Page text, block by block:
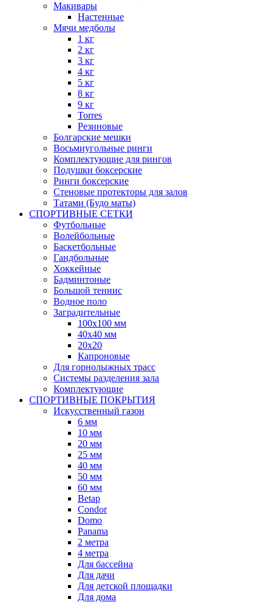
Макивары
Настенные
Мячи медболы
1 кг
2 кг
3 кг
4 кг
5 кг
8 кг
9 кг
Torres
Резиновые
Болгарские мешки
Восьмиугольные ринги
Комплектующие для рингов
Подушки боксерские
Ринги боксерские
Стеновые протекторы для залов
Татами (Будо маты)
СПОРТИВНЫЕ СЕТКИ
Футбольные
Волейбольные
Баскетбольные
Гандбольные
Хоккейные
Бадминтоные
Большой теннис
Водное поло
Заградительные
100х100 мм
40х40 мм
20х20
Капроновые
Для горнолыжных трасс
Системы разделения зала
Комплектующие
СПОРТИВНЫЕ ПОКРЫТИЯ
Искусственный газон
6 мм
10 мм
20 мм
25 мм
40 мм
50 мм
60 мм
Betap
Condor
Domo
Panama
2 метра
4 метра
Для бассейна
Для дачи
Для детской площадки
Для дома